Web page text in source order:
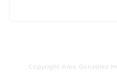
Copyright Ares González